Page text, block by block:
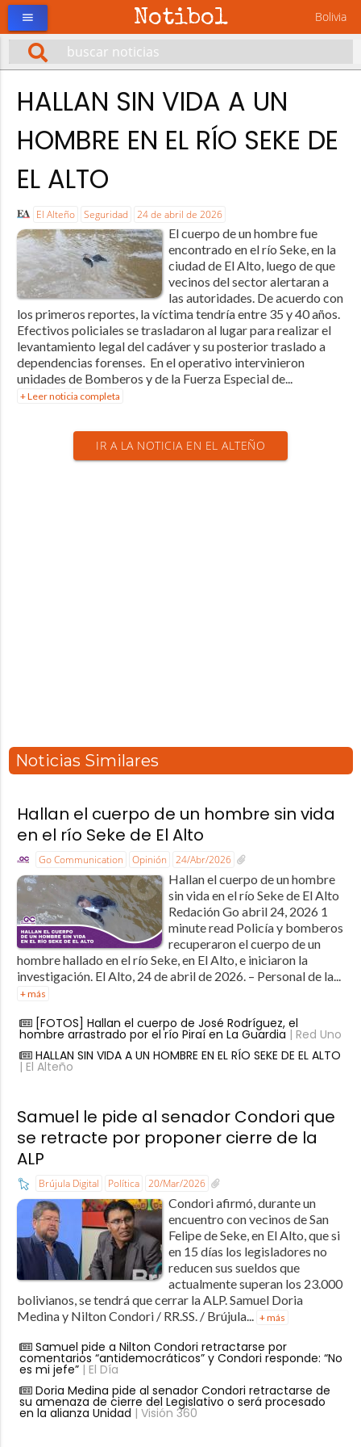
Notibol Bolivia
menu
HALLAN SIN VIDA A UN
HOMBRE EN EL RÍO SEKE DE
EL ALTO
El Alteño Seguridad 24 de abril de 2026
El cuerpo de un hombre fue
encontrado en el río Seke, en la
ciudad de El Alto, luego de que
vecinos del sector alertaran a
las autoridades. De acuerdo con
los primeros reportes, la víctima tendría entre 35 y 40 años.
Efectivos policiales se trasladaron al lugar para realizar el
levantamiento legal del cadáver y su posterior traslado a
dependencias forenses. En el operativo intervinieron
unidades de Bomberos y de la Fuerza Especial de...
+ Leer noticia completa
IR A LA NOTICIA EN EL ALTEÑO
Noticias Similares
Hallan el cuerpo de un hombre sin vida
en el río Seke de El Alto
Go Communication Opinión 24/Abr/2026
Hallan el cuerpo de un hombre
sin vida en el río Seke de El Alto
Redación Go abril 24, 2026 1
minute read Policía y bomberos
recuperaron el cuerpo de un
hombre hallado en el río Seke, en El Alto, e iniciaron la
investigación. El Alto, 24 de abril de 2026. – Personal de la...
+ más
[FOTOS] Hallan el cuerpo de José Rodríguez, el
hombre arrastrado por el río Piraí en La Guardia | Red Uno
HALLAN SIN VIDA A UN HOMBRE EN EL RÍO SEKE DE EL ALTO
| El Alteño
Samuel le pide al senador Condori que
se retracte por proponer cierre de la
ALP
Brújula Digital Política 20/Mar/2026
Condori afirmó, durante un
encuentro con vecinos de San
Felipe de Seke, en El Alto, que si
en 15 días los legisladores no
reducen sus sueldos que
actualmente superan los 23.000
bolivianos, se tendrá que cerrar la ALP. Samuel Doria
Medina y Nilton Condori / RR.SS. / Brújula...
+ más
Samuel pide a Nilton Condori retractarse por
comentarios “antidemocráticos” y Condori responde: “No
es mi jefe”| El Día
Doria Medina pide al senador Condori retractarse de
su amenaza de cierre del Legislativo o será procesado
en la alianza Unidad | Visión 360